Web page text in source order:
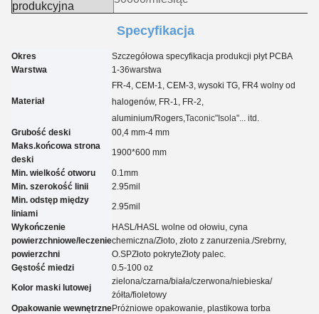
produkcyjna
Specyfikacja
Okres
Szczegółowa specyfikacja produkcji płyt PCBA
Warstwa
1-36warstwa
Materiał
FR-4, CEM-1, CEM-3, wysoki TG, FR4 wolny od
halogenów, FR-1, FR-2,
aluminium/Rogers, Taconic"Isola"... itd.
Grubość deski
00,4 mm-4 mm
Maks.końcowa strona
deski
1900*600 mm
Min. wielkość otworu 0. 1 mm
Min. szerokość linii
2.95mil
Min. odstęp między
liniami
2.95mil
Wykończenie
powierzchniowe/leczenie
powierzchni
HASL/HASL wolne od ołowiu, cyna
chemiczna/Złoto, złoto z zanurzenia. /Srebrny,
O. SPZłoto pokryteZłoty palec.
Gęstość miedzi
0.5-100 oz
Kolor maski lutowej
zielona/czarna/biała/czerwona/niebieska/
żółta/fioletowy
Opakowanie wewnętrznePróżniowe opakowanie, plastikowa torba